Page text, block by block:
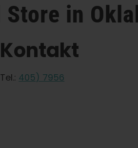
Store in
Kontakt
Tel.: 405) 7956